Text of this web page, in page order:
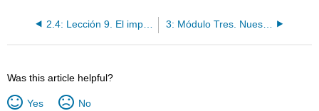
2.4: Lección 9. El imperfecto 3: Módulo Tres. Nuestro entorno.
Was this article helpful?
Yes No